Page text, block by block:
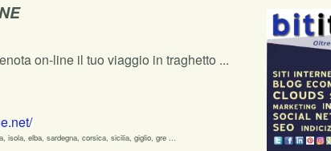
on-line il tuo viaggio in traghetto ...
isola, elba, sardegna, corsica, sicilia, giglio, gre ...